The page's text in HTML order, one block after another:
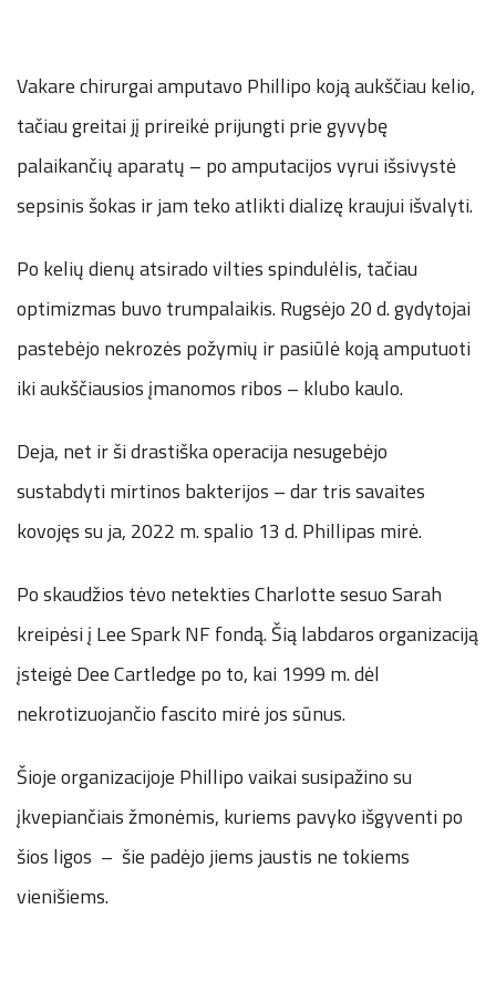
Vakare chirurgai amputavo Phillipo koją aukščiau kelio,
tačiau greitai jį prireikė prijungti prie gyvybę
palaikančių aparatų – po amputacijos vyrui išsivystė
sepsinis šokas ir jam teko atlikti dializę kraujui išvalyti.
Po kelių dienų atsirado vilties spindulėlis, tačiau
optimizmas buvo trumpalaikis. Rugsėjo 20 d. gydytojai
pastebėjo nekrozės požymių ir pasiūlė koją amputuoti
iki aukščiausios įmanomos ribos – klubo kaulo.
Deja, net ir ši drastiška operacija nesugebėjo
sustabdyti mirtinos bakterijos – dar tris savaites
kovojęs su ja, 2022 m. spalio 13 d. Phillipas mirė.
Po skaudžios tėvo netekties Charlotte sesuo Sarah
kreipėsi į Lee Spark NF fondą. Šią labdaros organizaciją
įsteigė Dee Cartledge po to, kai 1999 m. dėl
nekrotizuojančio fascito mirė jos sūnus.
Šioje organizacijoje Phillipo vaikai susipažino su
įkvepiančiais žmonėmis, kuriems pavyko išgyventi po
šios ligos – šie padėjo jiems jaustis ne tokiems
vienišiems.